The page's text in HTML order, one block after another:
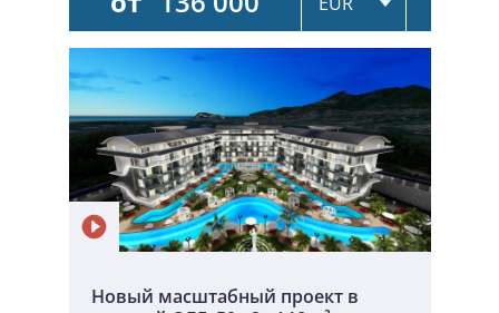
Новый масштабный проект в